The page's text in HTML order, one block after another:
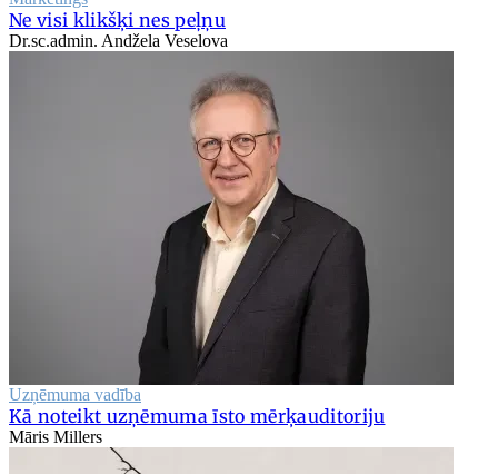
Ne visi klikšķi nes peļņu
Dr.sc.admin. Andžela Veselova
Uzņēmuma vadība
Kā noteikt uzņēmuma īsto mērķauditoriju
Māris Millers